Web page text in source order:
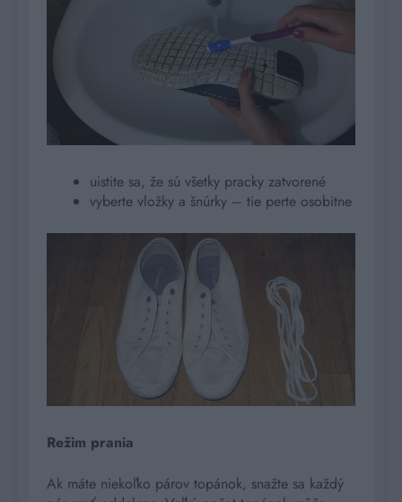
uistite sa, že sú všetky pracky zatvorené
vyberte vložky a šnúrky – tie perte osobitne
Režim prania
Ak máte niekoľko párov topánok, snažte sa každý